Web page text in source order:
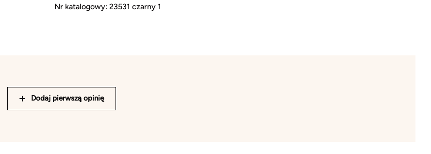
Nr katalogowy: 23531 czarny 1
Dodaj pierwszą opinię